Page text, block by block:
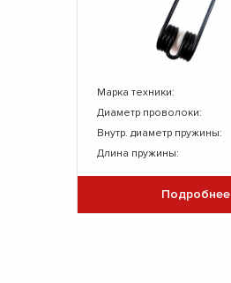
Марка техники:
Диаметр проволоки:
Внутр. диаметр пружины:
Длина пружины:
Подробнее